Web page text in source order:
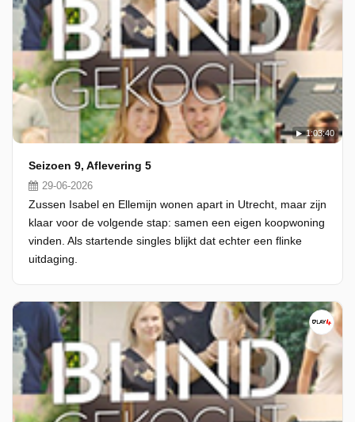
1:03:40
Seizoen 9, Aflevering 5
29-06-2026
Zussen Isabel en Ellemijn wonen apart in Utrecht, maar zijn
klaar voor de volgende stap: samen een eigen koopwoning
vinden. Als startende singles blijkt dat echter een flinke
uitdaging.